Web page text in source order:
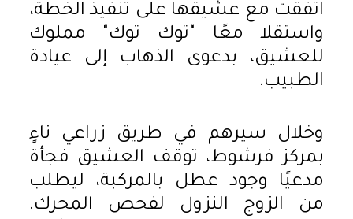
اتفقت مع عشيقها على تنفيذ الخطة،
واستقلا معًا "توك توك" مملوك
للعشيق، بدعوى الذهاب إلى عيادة
الطبيب.
وخلال سيرهم في طريق زراعي ناءٍ
بمركز فرشوط، توقف العشيق فجأة
مدعيًا وجود عطل بالمركبة، ليطلب
من الزوج النزول لفحص المحرك.